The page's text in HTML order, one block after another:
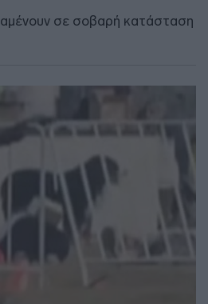
σε σοβαρή κατάσταση